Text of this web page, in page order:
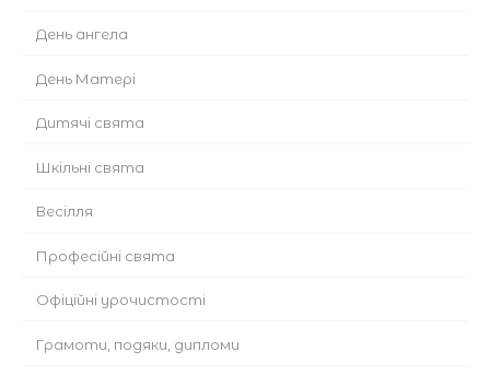
День ангела
День Матері
Дитячі свята
Шкільні свята
Весілля
Професійні свята
Офіційні урочистості
Грамоти, подяки, дипломи